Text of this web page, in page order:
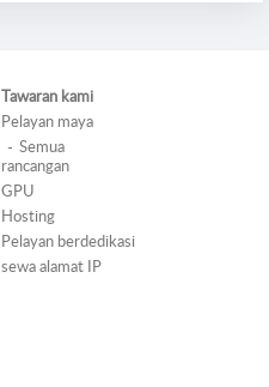
Tawaran kami
Pelayan maya
Semua
rancangan
GPU
Hosting
Pelayan berdedikasi
sewa alamat IP